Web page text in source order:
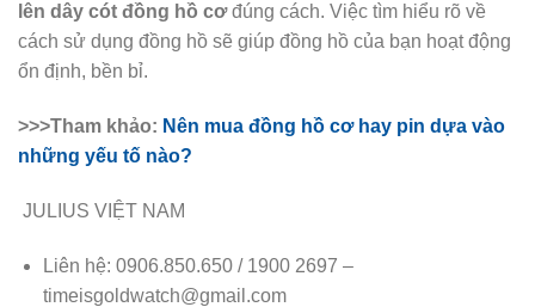
lên dây cót đồng hồ cơđúng cách. Việc tìm hiểu rõ về
cách sử dụng đồng hồ sẽ giúp đồng hồ của bạn hoạt động
ổn định, bền bỉ.
>>>Tham khảo: Nên mua đồng hồ cơ hay pin dựa vào
những yếu tố nào?
JULIUS VIỆT NAM
Liên hệ: 0906.850.650 / 1900 2697 –
timeisgoldwatch@gmail.com